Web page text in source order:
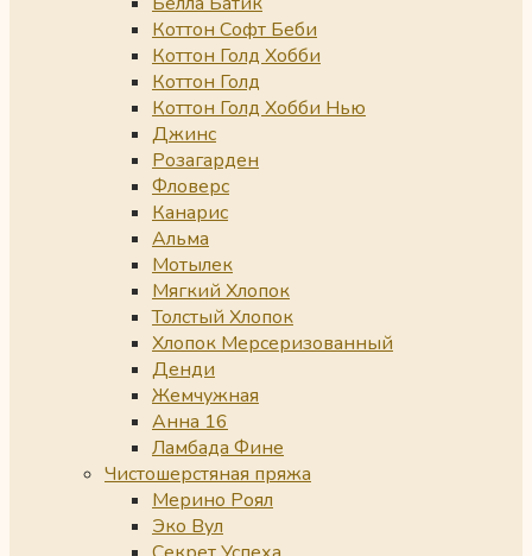
Коттон Софт Беби
Коттон Голд Хобби
Коттон Голд
Коттон Голд Хобби Нью
Джинс
Розагарден
Фловерс
Канарис
Альма
Мотылек
Мягкий Хлопок
Толстый Хлопок
Хлопок Мерсеризованный
Денди
Жемчужная
Анна 16
Ламбада Фине
Чистошерстяная пряжа
Мерино Роял
Эко Вул